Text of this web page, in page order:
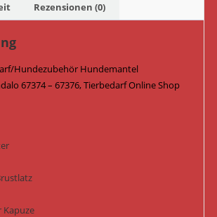
Rezensionen (0)
Hundezubehör Hundemantel
67374 – 67376, Tierbedarf Online Shop